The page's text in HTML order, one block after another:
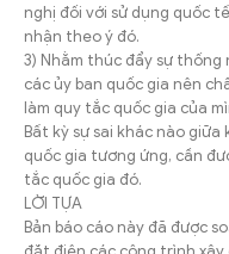
nghị đối với sử dụng quốc
nhận theo ý đó.
3) Nhằm thúc đẩy sự
các ủy ban quốc gia nên
làm quy tắc quốc gia của
Bất kỳ sự sai khác nào
quốc gia tương ứng, cần
tắc quốc gia đó.
LỜI TỰA
Bản báo cáo này đã được